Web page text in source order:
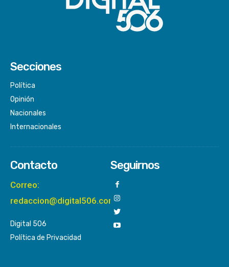
Secciones
Política
Opinión
Nacionales
Internacionales
Contacto
Correo:
redaccion@digital506.com
Digital 506
Política de Privacidad
Seguirnos